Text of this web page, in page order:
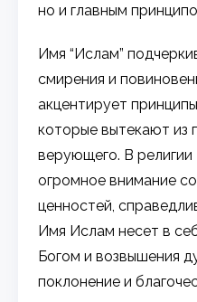
но и главным
Имя “Ислам”
смирения и
акцентирует
которые вытекают из
верующего. В
огромное внимание
ценностей,
Имя Ислам несет в
Богом и возвышения
поклонение и